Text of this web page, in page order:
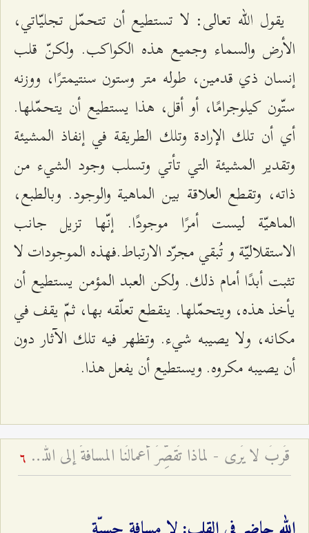
يقول الله تعالى: لا تستطيع أن تتحمّل تجليّاتي،
الأرض والسماء وجميع هذه الكواكب. ولكنّ قلب
إنسان ذي قدمين، طوله متر وستون سنتيمترًا، ووزنه
ستّون كيلوجرامًا، أو أقل، هذا يستطيع أن يتحمّلها.
أي أن تلك الإرادة وتلك الطريقة في إنفاذ المشيئة
وتقدير المشيئة التي تأتي وتسلب وجود الشيء من
ذاته، وتقطع العلاقة بين الماهية والوجود. وبالطبع،
الماهيّة ليست أمرًا موجودًا. إنّها تزيل جانب
الاستقلاليّة و تُبقي مجرّد الارتباط.فهذه الموجودات لا
تثبت أبدًا أمام ذلك. ولكن العبد المؤمن يستطيع أن
يأخذ هذه، ويتحمّلها. ينقطع تعلّقه بها، ثمّ يقف في
مكانه، ولا يصيبه شيء. وتظهر فيه تلك الآثار دون
أن يصيبه مكروه. ويستطيع أن يفعل هذا.
قُربٌ لا يُرى - لماذا تُقصِّرُ أعمالُنا المسافةَ إلى الله أو تُطيلها؟ 6